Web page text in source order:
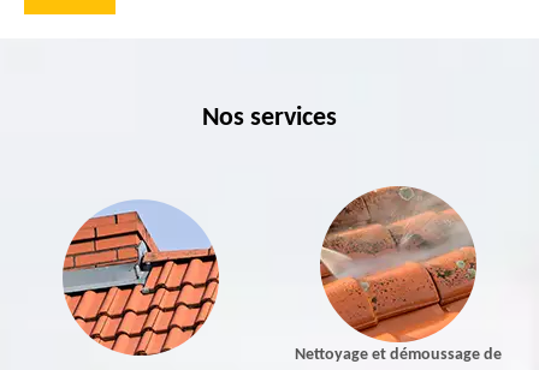
Nos services
Nettoyage et démoussage de